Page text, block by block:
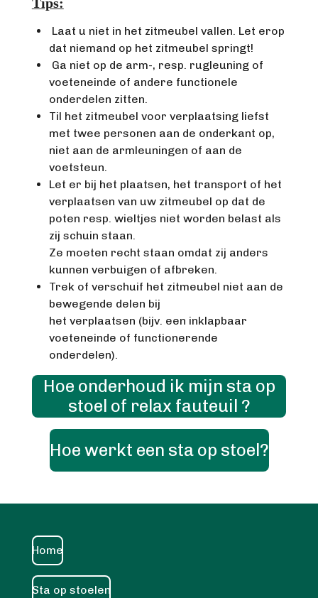
Laat u niet in het zitmeubel vallen. Let erop
dat niemand op het zitmeubel springt!
Ga niet op de arm-, resp. rugleuning of
voeteneinde of andere functionele
onderdelen zitten.
Til het zitmeubel voor verplaatsing liefst
met twee personen aan de onderkant op,
niet aan de armleuningen of aan de
voetsteun.
Let er bij het plaatsen, het transport of het
verplaatsen van uw zitmeubel op dat de
poten resp. wieltjes niet worden belast als
zij schuin staan.
Ze moeten recht staan omdat zij anders
kunnen verbuigen of afbreken.
Trek of verschuif het zitmeubel niet aan de
bewegende delen bij
het verplaatsen (bijv. een inklapbaar
voeteneinde of functionerende
onderdelen).
Hoe onderhoud ik mijn sta op
stoel of relax fauteuil ?
Hoe werkt een sta op stoel?
Home
Sta op stoelen